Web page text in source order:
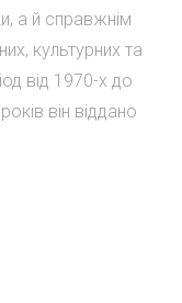
а й справжнім
культурних та
від 1970-х до
він віддано